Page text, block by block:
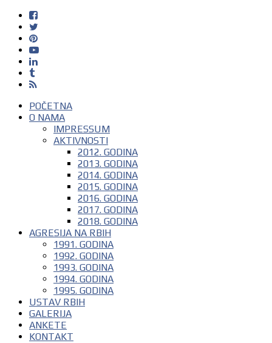
POČETNA
O NAMA
IMPRESSUM
AKTIVNOSTI
2012. GODINA
2013. GODINA
2014. GODINA
2015. GODINA
2016. GODINA
2017. GODINA
2018. GODINA
AGRESIJA NA RBIH
1991. GODINA
1992. GODINA
1993. GODINA
1994. GODINA
1995. GODINA
USTAV RBIH
GALERIJA
ANKETE
KONTAKT